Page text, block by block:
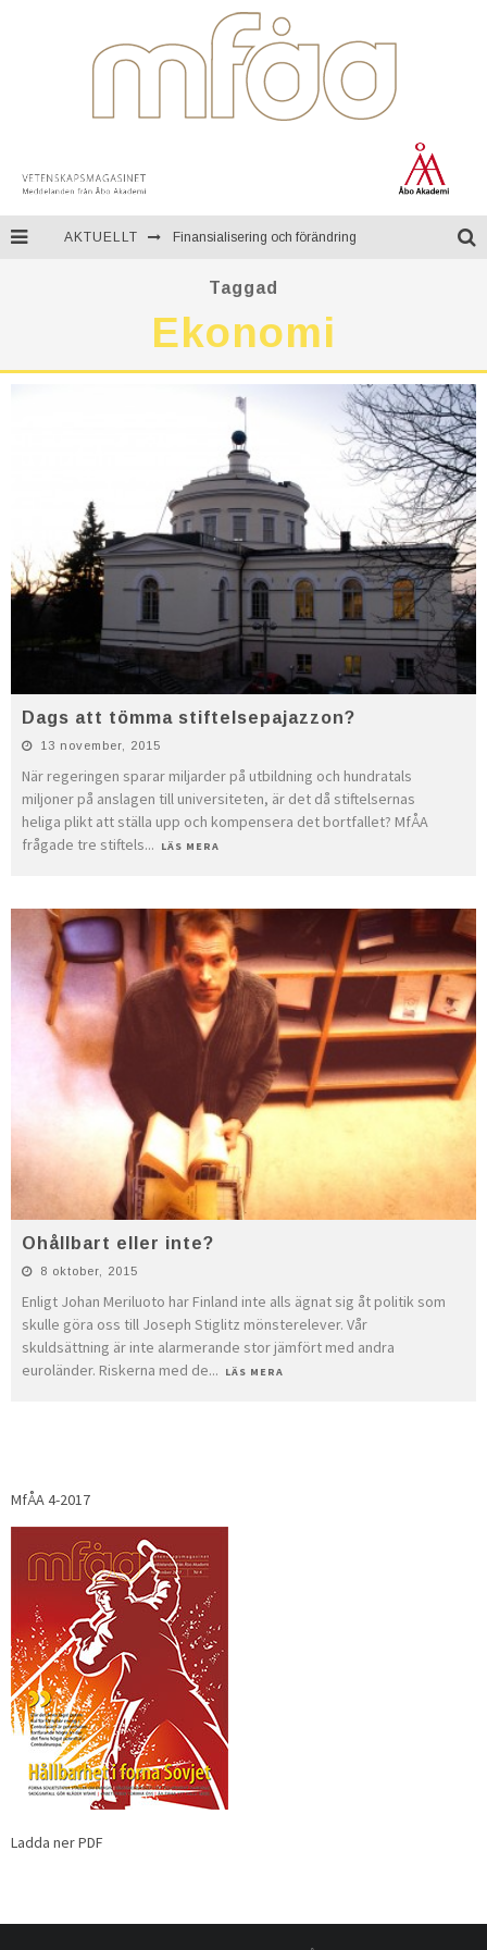
AKTUELLT Finansialisering och förändring
En resa genom Mongoliet
Åbo Akademi firar ett fullt sekel
Taggad
Ekonomi
Dags att tömma stiftelsepajazzon?
13 november, 2015
När regeringen sparar miljarder på utbildning och hundratals
miljoner på anslagen till universiteten, är det då stiftelsernas
heliga plikt att ställa upp och kompensera det bortfallet? MfÅA
frågade tre stiftels... LÄS MERA
Ohållbart eller inte?
8 oktober, 2015
Enligt Johan Meriluoto har Finland inte alls ägnat sig åt politik som
skulle göra oss till Joseph Stiglitz mönsterelever. Vår
skuldsättning är inte alarmerande stor jämfört med andra
euroländer. Riskerna med de... LÄS MERA
MfÅA 4-2017
Ladda ner PDF